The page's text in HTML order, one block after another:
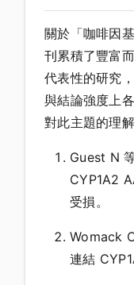
關於「咖啡因
刊累積了豐富
代表性的研究
與結論強度上
對此主題的理解
Guest N
CYP1A2
受損。
Womack
連結